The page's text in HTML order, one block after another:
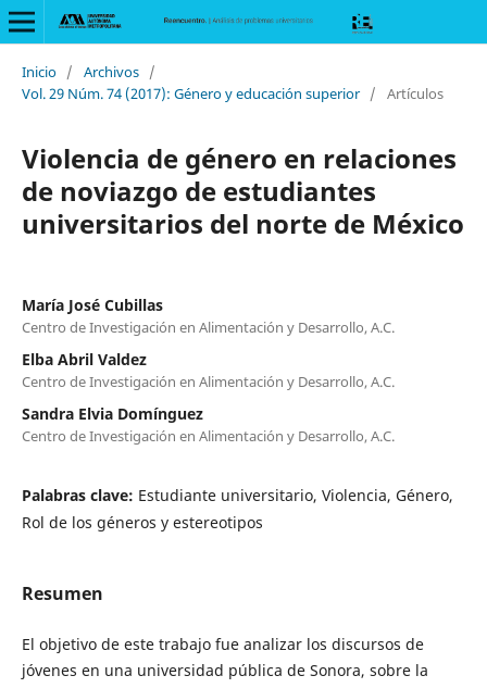
Inicio / Archivos /
Vol. 29 Núm. 74 (2017): Género y educación superior / Artículos
Violencia de género en relaciones
de noviazgo de estudiantes
universitarios del norte de México
María José Cubillas
Centro de Investigación en Alimentación y Desarrollo, A.C.
Elba Abril Valdez
Centro de Investigación en Alimentación y Desarrollo, A.C.
Sandra Elvia Domínguez
Centro de Investigación en Alimentación y Desarrollo, A.C.
Palabras clave: Estudiante universitario, Violencia, Género,
Rol de los géneros y estereotipos
Resumen
El objetivo de este trabajo fue analizar los discursos de
jóvenes en una universidad pública de Sonora, sobre la